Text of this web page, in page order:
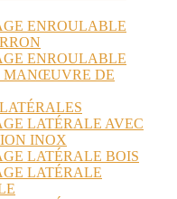
ENROULABLE
ENROULABLE
MANŒUVRE DE
LATÉRALE AVEC
INOX
LATÉRALE BOIS
LATÉRALE